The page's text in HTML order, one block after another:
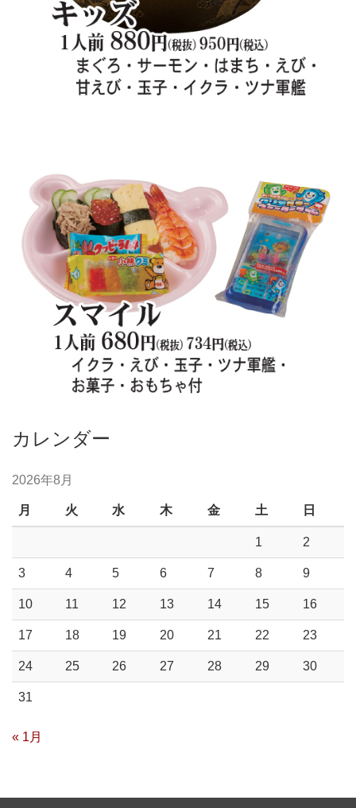
カレンダー
2026年8月
月 火 水 木 金 土 日
1 2
3 4 5 6 7 8 9
10 11 12 13 14 15 16
17 18 19 20 21 22 23
24 25 26 27 28 29 30
31
« 1月